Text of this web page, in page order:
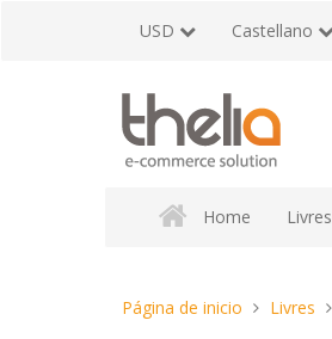
USD Castellano
Home Livres
Estas
Página de inicio Livres